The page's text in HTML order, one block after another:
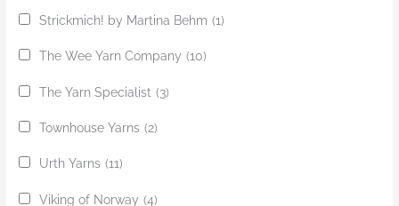
Strickmich! by Martina Behm (1)
The Wee Yarn Company (10)
The Yarn Specialist (3)
Townhouse Yarns (2)
Urth Yarns (11)
Viking of Norway (4)